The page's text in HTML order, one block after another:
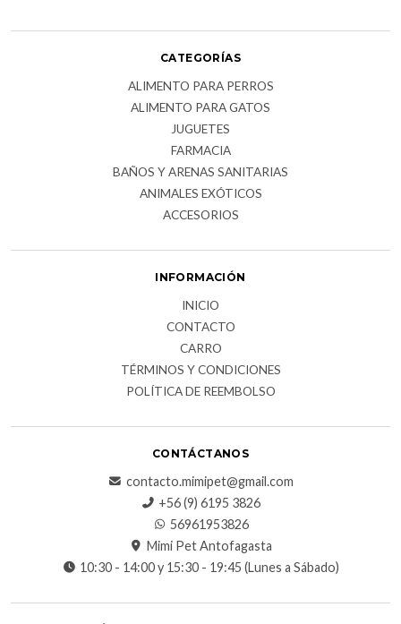
CATEGORÍAS
ALIMENTO PARA PERROS
ALIMENTO PARA GATOS
JUGUETES
FARMACIA
BAÑOS Y ARENAS SANITARIAS
ANIMALES EXÓTICOS
ACCESORIOS
INFORMACIÓN
INICIO
CONTACTO
CARRO
TÉRMINOS Y CONDICIONES
POLÍTICA DE REEMBOLSO
CONTÁCTANOS
contacto.mimipet@gmail.com
+56 (9) 6195 3826
56961953826
Mimi Pet Antofagasta
10:30 - 14:00 y 15:30 - 19:45 (Lunes a Sábado)